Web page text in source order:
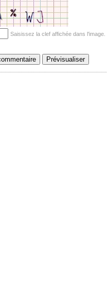
Saisissez la clef affichée dans